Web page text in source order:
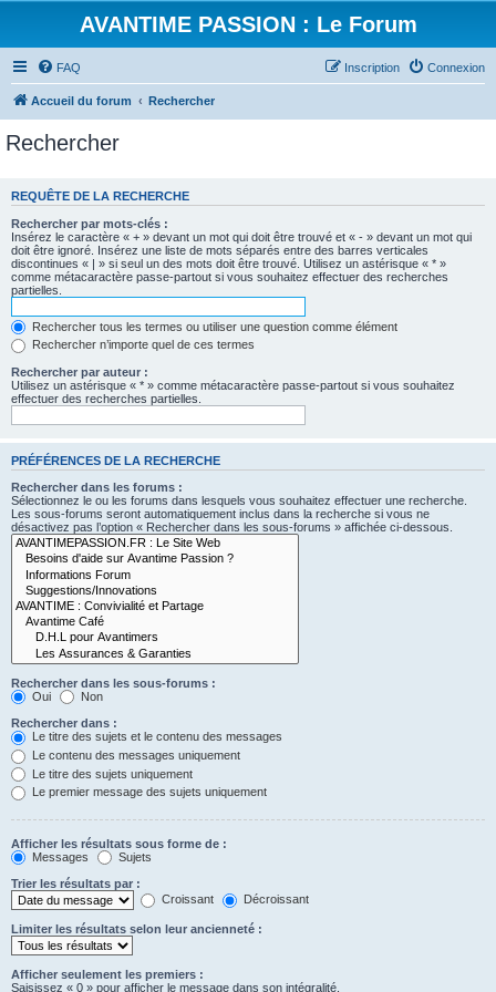
AVANTIME PASSION : Le Forum
FAQ Connexion
Inscription
Accueil du forum Rechercher
Rechercher
REQUÊTE DE LA RECHERCHE
Rechercher par mots-clés :
Insérez le caractère « + » devant un mot qui doit être trouvé et « - » devant un mot qui
doit être ignoré. Insérez une liste de mots séparés entre des barres verticales
discontinues « | » si seul un des mots doit être trouvé. Utilisez un astérisque « * »
comme métacaractère passe-partout si vous souhaitez effectuer des recherches
partielles.
Rechercher tous les termes ou utiliser une question comme élément
Rechercher n’importe quel de ces termes
Rechercher par auteur :
Utilisez un astérisque « * » comme métacaractère passe-partout si vous souhaitez
effectuer des recherches partielles.
PRÉFÉRENCES DE LA RECHERCHE
Rechercher dans les forums :
Sélectionnez le ou les forums dans lesquels vous souhaitez effectuer une recherche.
Les sous-forums seront automatiquement inclus dans la recherche si vous ne
désactivez pas l’option « Rechercher dans les sous-forums » affichée ci-dessous.
Rechercher dans les sous-forums :
Oui
Non
Rechercher dans :
Le titre des sujets et le contenu des messages
Le contenu des messages uniquement
Le titre des sujets uniquement
Le premier message des sujets uniquement
Afficher les résultats sous forme de :
Messages
Sujets
Trier les résultats par :
Croissant
Décroissant
Limiter les résultats selon leur ancienneté :
Afficher seulement les premiers :
Saisissez « 0 » pour afficher le message dans son intégralité.